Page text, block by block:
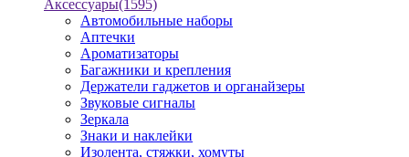
Аксессуары(1595)
Автомобильные наборы
Аптечки
Ароматизаторы
Багажники и крепления
Держатели гаджетов и органайзеры
Звуковые сигналы
Зеркала
Знаки и наклейки
Изолента, стяжки, хомуты